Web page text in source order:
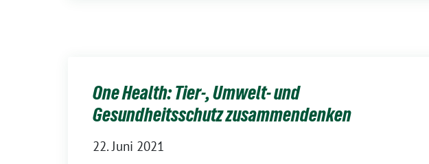
One Health: Tier-, Umwelt- und
Gesundheitsschutz zusammendenken
22. Juni 2021